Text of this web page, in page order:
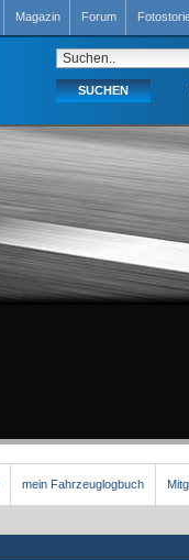
Magazin Forum
mein Fahrzeuglogbuch